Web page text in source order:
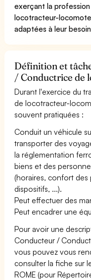
exerçant la
locotracteur-
adaptées à leur besoin
Définition et
/ Conductrice de
Durant l'exercice du
de locotracteur-
souvent pratiquées :
Conduit un véhicule
transporter des
la réglementation
biens et des
(horaires, confort
dispositifs, ...).
Peut effectuer des
Peut encadrer une
Pour avoir une
Conducteur /
vous pouvez vous
consulter la fiche sur
ROME (pour